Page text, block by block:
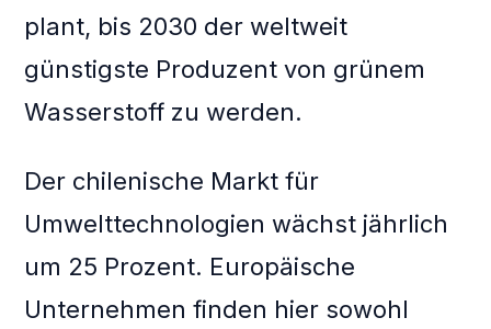
plant, bis 2030 der weltweit
günstigste Produzent von grünem
Wasserstoff zu werden.
Der chilenische Markt für
Umwelttechnologien wächst jährlich
um 25 Prozent. Europäische
Unternehmen finden hier sowohl